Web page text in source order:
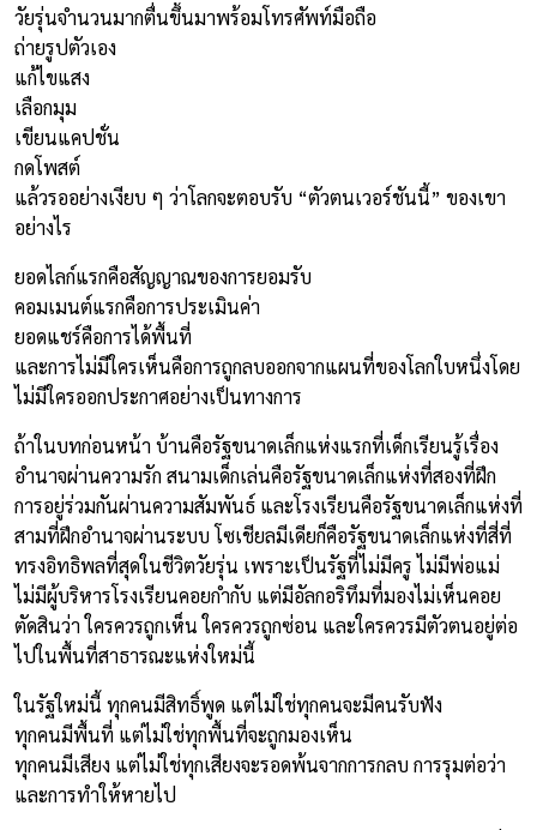
วัยรุ่นจำนวนมากตื่นขึ้นมาพร้อมโทรศัพท์มือถือ
ถ่ายรูปตัวเอง
แก้ไขแสง
เลือกมุม
เขียนแคปชั่น
กดโพสต์
แล้วรออย่างเงียบ ๆ ว่าโลกจะตอบรับ “ตัวตนเวอร์ชันนี้” ของเขา
อย่างไร
ยอดไลก์แรกคือสัญญาณของการยอมรับ
คอมเมนต์แรกคือการประเมินค่า
ยอดแชร์คือการได้พื้นที่
และการไม่มีใครเห็นคือการถูกลบออกจากแผนที่ของโลกใบหนึ่งโดย
ไม่มีใครออกประกาศอย่างเป็นทางการ
ถ้าในบทก่อนหน้า บ้านคือรัฐขนาดเล็กแห่งแรกที่เด็กเรียนรู้เรื่อง
อำนาจผ่านความรัก สนามเด็กเล่นคือรัฐขนาดเล็กแห่งที่สองที่ฝึก
การอยู่ร่วมกันผ่านความสัมพันธ์ และโรงเรียนคือรัฐขนาดเล็กแห่งที่
สามที่ฝึกอำนาจผ่านระบบ โซเชียลมีเดียก็คือรัฐขนาดเล็กแห่งที่สี่ที่
ทรงอิทธิพลที่สุดในชีวิตวัยรุ่น เพราะเป็นรัฐที่ไม่มีครู ไม่มีพ่อแม่
ไม่มีผู้บริหารโรงเรียนคอยกำกับ แต่มีอัลกอริทึมที่มองไม่เห็นคอย
ตัดสินว่า ใครควรถูกเห็น ใครควรถูกซ่อน และใครควรมีตัวตนอยู่ต่อ
ไปในพื้นที่สาธารณะแห่งใหม่นี้
ในรัฐใหม่นี้ ทุกคนมีสิทธิ์พูด แต่ไม่ใช่ทุกคนจะมีคนรับฟัง
ทุกคนมีพื้นที่ แต่ไม่ใช่ทุกพื้นที่จะถูกมองเห็น
ทุกคนมีเสียง แต่ไม่ใช่ทุกเสียงจะรอดพ้นจากการกลบ การรุมต่อว่า
และการทำให้หายไป